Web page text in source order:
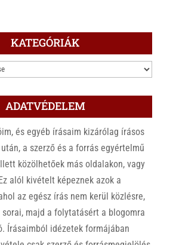
KATEGÓRIÁK
ADATVÉDELEM
és egyéb írásaim kizárólag írásos
a szerző és a forrás egyértelmű
közölhetőek más oldalakon, vagy
alól kivételt képeznek azok a
az egész írás nem kerül közlésre,
sorai, majd a folytatásért a blogomra
Írásaimból idézetek formájában